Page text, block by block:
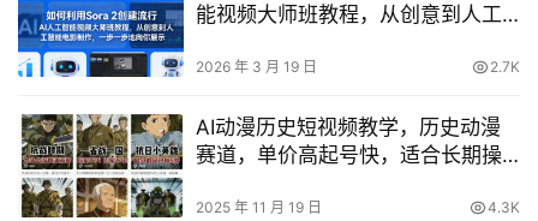
能视频大师班教程，从创意到人工
示
2026 年 3 月 19 日 2.7K
AI动漫历史短视频教学，历史动漫
赛道，单价高起号快，适合长期操
2025 年 11 月 19 日 4.3K